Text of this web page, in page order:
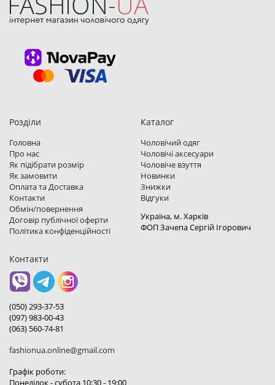
Розділи
Головна
Про нас
Як підібрати розмір
Як замовити
Оплата та Доставка
Контакти
Обмін/повернення
Договір публічної оферти
Політика конфіденційності
Каталог
Чоловічий одяг
Чоловічі аксесуари
Чоловіче взуття
Новинки
Знижки
Відгуки
Україна, м. Харкiв
ФОП Зачепа Сергій Ігорович
Контакти
(050) 293-37-53
(097) 983-00-43
(063) 560-74-81
fashionua.online@gmail.com
Графік роботи:
Понеділок - субота 10:30 - 19:00